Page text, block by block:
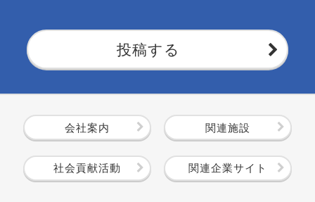
投稿する
会社案内 関連施設
社会貢献活動 関連企業サイト